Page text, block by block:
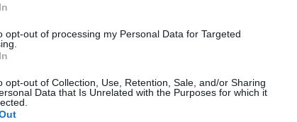
opt-out of processing my Personal Data for Targeted
opt-out of Collection, Use, Retention, Sale, and/or Sharing
Data that Is Unrelated with the Purposes for which it
Isabo : Latino è farlo il problema
17 Aprile alle ore 23:02
Latino:Isabo microonde 😁
17 Aprile alle ore 23:05